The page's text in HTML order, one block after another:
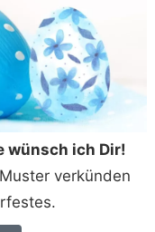
wünsch ich Dir!
verkünden